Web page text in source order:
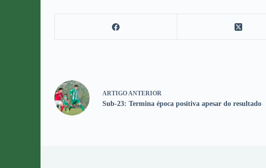
ARTIGO ANTERIOR
Sub-23: Termina época positiva apesar do resultado